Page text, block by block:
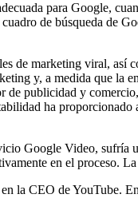
para Google,
de búsqueda de
de marketing viral, así
y, a medida que la
publicidad y
ha
Google Video, sufría
en el proceso.
la CEO de YouTube.